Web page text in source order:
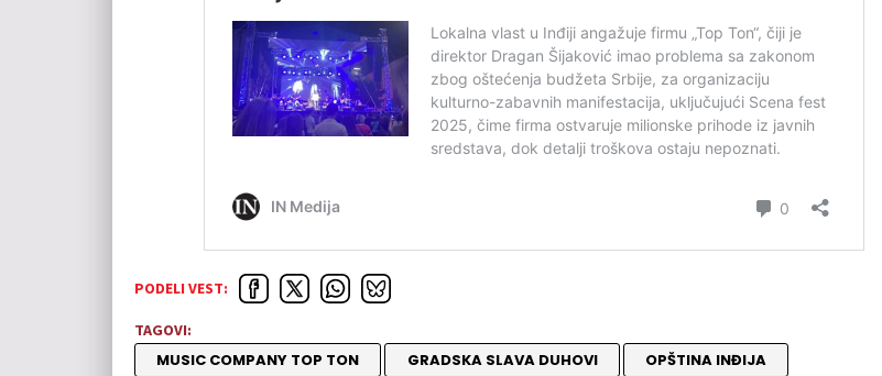
PODELI VEST:
TAGOVI:
MUSIC COMPANY TOP TON GRADSKA SLAVA DUHOVI OPŠTINA INĐIJA